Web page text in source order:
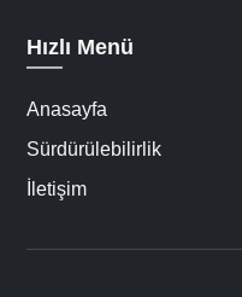
Hızlı Menü
Anasayfa
Sürdürülebilirlik
İletişim